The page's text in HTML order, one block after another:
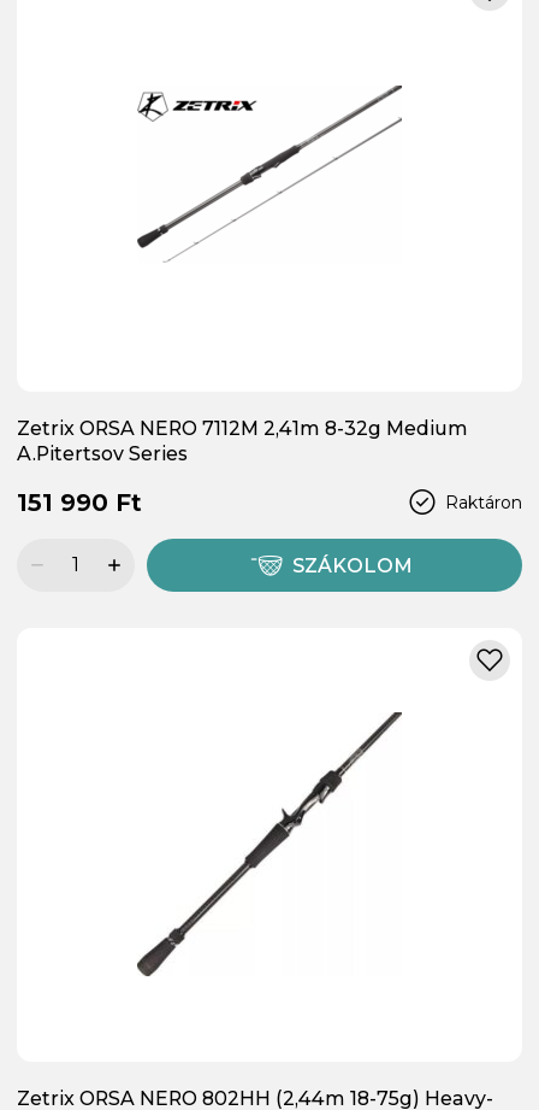
Zetrix ORSA NERO 7112M 2,41m 8-32g Medium
A.Pitertsov Series
Raktáron
151 990 Ft
SZÁKOLOM
Zetrix ORSA NERO 802HH (2,44m 18-75g) Heavy-